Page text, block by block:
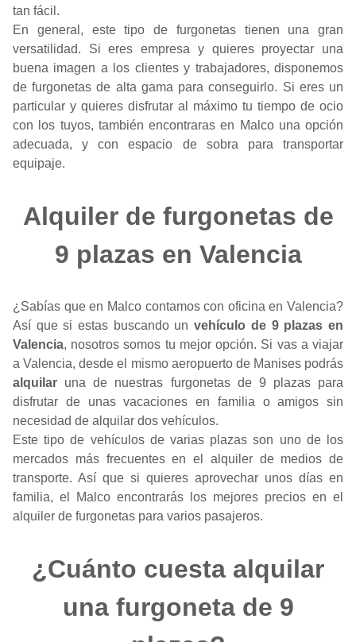
tan fácil.
En general, este tipo de furgonetas tienen una gran
versatilidad. Si eres empresa y quieres proyectar una
buena imagen a los clientes y trabajadores, disponemos
de furgonetas de alta gama para conseguirlo. Si eres un
particular y quieres disfrutar al máximo tu tiempo de ocio
con los tuyos, también encontraras en Malco una opción
adecuada, y con espacio de sobra para transportar
equipaje.
Alquiler de furgonetas de
9 plazas en Valencia
¿Sabías que en Malco contamos con oficina en Valencia?
Así que si estas buscando unvehículo de 9 plazas en
Valencia, nosotros somos tu mejor opción. Si vas a viajar
a Valencia, desde el mismo aeropuerto de Manises podrás
alquilar una de nuestras furgonetas de 9 plazas para
disfrutar de unas vacaciones en familia o amigos sin
necesidad de alquilar dos vehículos.
Este tipo de vehículos de varias plazas son uno de los
mercados más frecuentes en el alquiler de medios de
transporte. Así que si quieres aprovechar unos días en
familia, el Malco encontrarás los mejores precios en el
alquiler de furgonetas para varios pasajeros.
¿Cuánto cuesta alquilar
una furgoneta de 9